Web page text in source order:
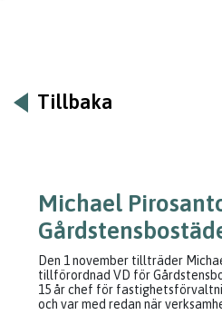
Tillbaka
Michael
Den 1 november tillträder
tillförordnad VD för
15 år chef för
och var med redan när